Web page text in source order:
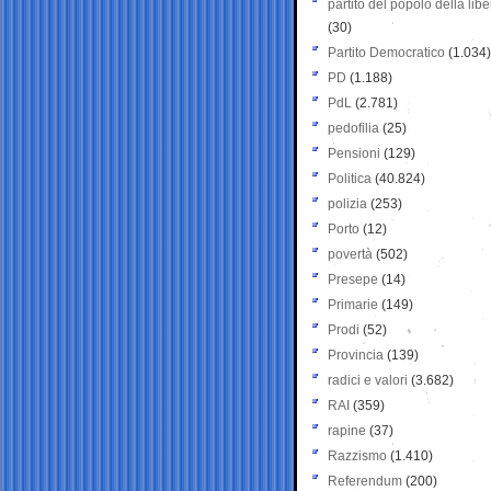
partito del popolo della
(30)
Partito Democratico (1.034)
PD (1.188)
PdL (2.781)
pedofilia (25)
Pensioni (129)
Politica (40.824)
polizia (253)
Porto (12)
povertà (502)
Presepe (14)
Primarie (149)
Prodi (52)
Provincia (139)
radici e valori (3.682)
RAI (359)
rapine (37)
Razzismo (1.410)
Referendum (200)